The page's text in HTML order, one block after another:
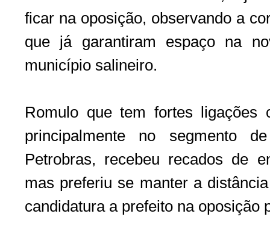
ficar na oposição, observando a
que já garantiram espaço na
município salineiro.
Romulo que tem fortes ligações
principalmente no segmento
Petrobras, recebeu recados de
mas preferiu se manter a
candidatura a prefeito na oposição